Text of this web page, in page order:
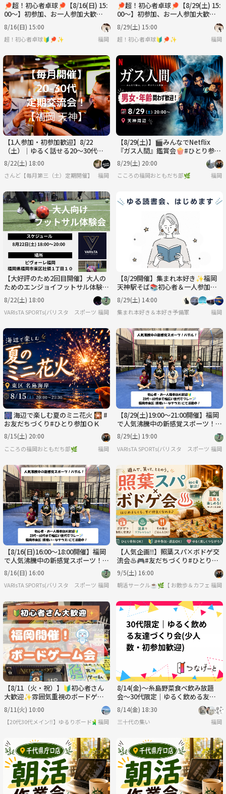
🏓超！初心者卓球🏓【8/16(日) 15:
00〜】初参加、お一人参加大歓迎
✨
8/16(日) 15:00
超！初心者卓球🔰🏓✨ 福岡
🏓超！初心者卓球🏓【8/29(土) 15:
00〜】初参加、お一人参加大歓迎
✨
8/29(土) 15:00
超！初心者卓球🔰🏓✨ 福岡
【1人参加・初参加歓迎】8/22
（土）｜ゆるく話せる20〜30代社
会人飲み会｜ノンアルOK・少人数
8/22(土) 18:00
さんど【毎月第三（土）定期開催】 福岡
【8/29(土)】🎬みんなでNetflix
『ガス人間』鑑賞会🍿#ひとり参加
大歓迎 #お友達づくり
8/29(土) 20:00
こころの福岡おともだち部🌿 福岡
【大好評のため2回目開催】大人の
ためのエンジョイフットサル体験会
⚽【初心者・一人参加大歓迎】
8/22(土) 18:00
VARIsTA SPORTs(バリスタ スポーツ)福岡
【8/29開催】集まれ本好き✨福岡
天神駅そば📚初心者＆一人参加大
歓迎！気軽に繋がる読書会
8/29(土) 14:00
集まれ本好き＆本好き予備軍 福岡
🎆 海辺で楽しむ夏のミニ花火 🎇 #
お友だちづくり#ひとり参加ＯＫ
8/15(土) 20:00
こころの福岡おともだち部🌿 福岡
【8/29(土)19:00～21:00開催】福岡
で人気沸騰中の新感覚スポーツ！パ
デル！【初心者・お一人様参加大歓
迎】
8/29(土) 19:00
VARIsTA SPORTs(バリスタ スポーツ)福岡
【8/16(日)16:00～18:00開催】福岡
で人気沸騰中の新感覚スポーツ！パ
デル！【初心者・お一人様参加大歓
迎】
8/16(日) 16:00
VARIsTA SPORTs(バリスタ スポーツ)福岡
【人気企画‼️】照葉スパ×ボドゲ交
流会♨️🎮#友だちづくり#ひとり参
加ＯＫ！
9/5(土) 16:00
朝活サークル☕️🌿【 お散歩＆カフェ作業
福岡
【8/11（火・祝）】🔰初心者さん
大歓迎✨雰囲気重視のボードゲー
ム会🎲【大橋駅、竹下駅周辺】
【途中参加・退室OK】
8/11(火) 10:00
【20代30代メイン‼️】ゆるりボード🧩✨の説明
福岡
8/14(金)〜糸島野菜食べ飲み放題
会〜30代限定｜ゆるく飲める友達
づくり会🥦(少人数・初参加歓迎)
8/14(金) 18:30
三十代の集い 福岡